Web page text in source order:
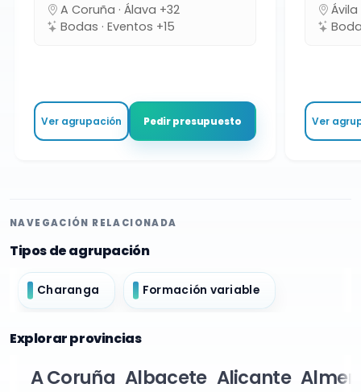
A Coruña · Álava +32
Bodas · Eventos +15
Ver agrupación Pedir presupuesto
Ávila
Ver
NAVEGACIÓN RELACIONADA
Tipos de agrupación
Charanga Formación variable
Explorar provincias
A Coruña Albacete Alicante